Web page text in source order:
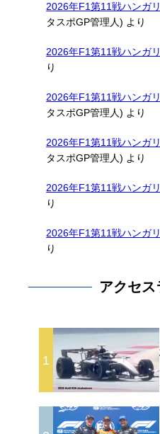
2026年F1第11戦ハンガ
タスポGP管理人) より
2026年F1第11戦ハンガ
り
2026年F1第11戦ハンガ
タスポGP管理人) より
2026年F1第11戦ハンガ
タスポGP管理人) より
2026年F1第11戦ハンガ
り
2026年F1第11戦ハンガ
り
アクセ
1